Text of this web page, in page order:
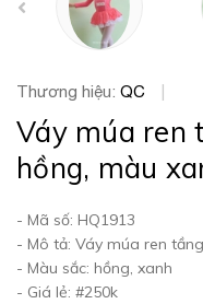
Thương hiệu: QC
Váy múa ren
hồng, màu
- Mã số: HQ1913
- Mô tả: Váy múa ren
- Màu sắc: hồng, xanh
- Giá lẻ: #250k